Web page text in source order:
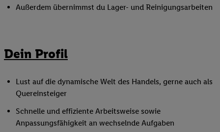
Außerdem übernimmst du Lager- und Reinigungsarbeiten
Dein Profil
Lust auf die dynamische Welt des Handels, gerne auch als
Quereinsteiger
Schnelle und effiziente Arbeitsweise sowie
Anpassungsfähigkeit an wechselnde Aufgaben